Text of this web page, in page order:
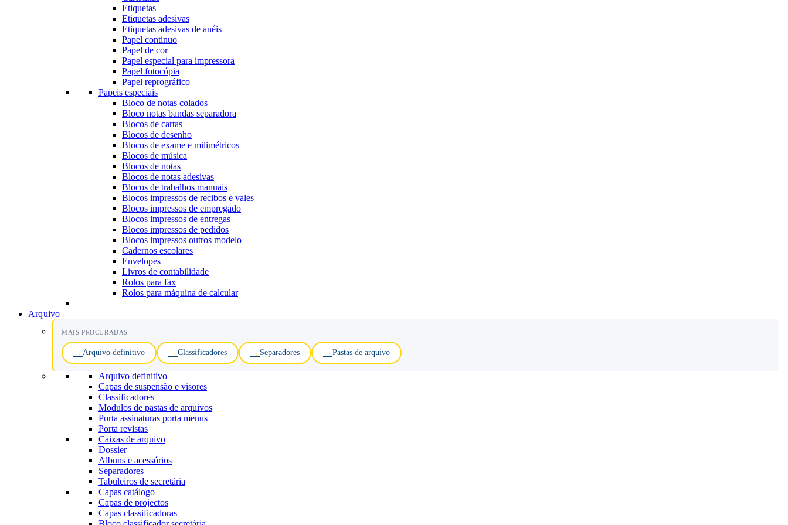
Etiquetas
Etiquetas adesivas
Etiquetas adesivas de anéis
Papel continuo
Papel de cor
Papel especial para impressora
Papel fotocópia
Papel reprográfico
Papeis especiais
Bloco de notas colados
Bloco notas bandas separadora
Blocos de cartas
Blocos de desenho
Blocos de exame e milimétricos
Blocos de música
Blocos de notas
Blocos de notas adesivas
Blocos de trabalhos manuais
Blocos impressos de recibos e vales
Blocos impressos de empregado
Blocos impressos de entregas
Blocos impressos de pedidos
Blocos impressos outros modelo
Cadernos escolares
Envelopes
Livros de contabilidade
Rolos para fax
Rolos para máquina de calcular
Arquivo
MAIS PROCURADAS
Arquivo definitivo Classificadores Separadores Pastas de arquivo
Arquivo definitivo
Capas de suspensão e visores
Classificadores
Modulos de pastas de arquivos
Porta assinaturas porta menus
Porta revistas
Caixas de arquivo
Dossier
Albuns e acessórios
Separadores
Tabuleiros de secretária
Capas catálogo
Capas de projectos
Capas classificadoras